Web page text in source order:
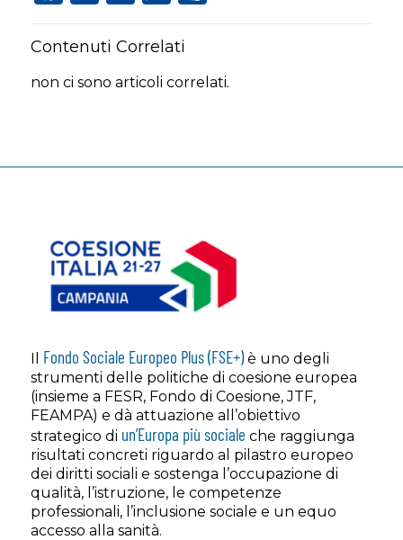
Contenuti Correlati
non ci sono articoli correlati.
Il Fondo Sociale Europeo Plus (FSE+)è uno degli
strumenti delle politiche di coesione europea
(insieme a FESR, Fondo di Coesione, JTF,
FEAMPA) e dà attuazione all’obiettivo
strategico di un’Europa più sociale che raggiunga
risultati concreti riguardo al pilastro europeo
dei diritti sociali e sostenga l’occupazione di
qualità, l’istruzione, le competenze
professionali, l’inclusione sociale e un equo
accesso alla sanità.